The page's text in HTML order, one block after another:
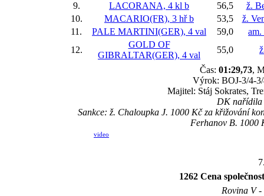
9.
LACORANA, 4 kl b 56,5
ž.
10.
MACARIO(FR), 3 hřb 53,5
ž.
11.
PALE MARTINI(GER), 4 val 59,0
am.
12.
GOLD OF
GIBRALTAR(GER), 4 val
55,0
Čas: 01:29,73,
Výrok: BOJ-3/4-
Majitel: Stáj Sokrates,
DK nařídila
Sankce: ž. Chaloupka J. 1000 Kč za křižování
Ferhanov B. 1000
video
1262 Cena
Rovina V